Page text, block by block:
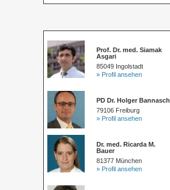
Prof. Dr. med. Siamak
Asgari
85049 Ingolstadt
» Profil ansehen
PD Dr. Holger Bannasch
79106 Freiburg
» Profil ansehen
Dr. med. Ricarda M.
Bauer
81377 München
» Profil ansehen